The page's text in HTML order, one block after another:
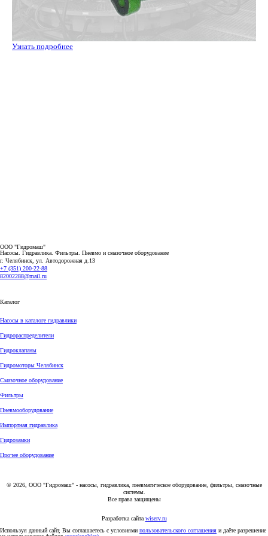
Узнать подробнее
ООО "Гидромаш"
Насосы. Гидравлика. Фильтры. Пневмо и смазочное оборудование
г. Челябинск, ул. Автодорожная д.13
+7 (351) 200-22-88
82002288@mail.ru
Каталог
Насосы в каталоге гидравлики
Гидрораспределители
Гидроклапаны
Гидромоторы Челябинск
Смазочное оборудование
Фильтры
Пневмооборудование
Импортная гидравлика
Гидрозамки
Прочее оборудование
© 2026, ООО "Гидромаш" - насосы, гидравлика, пневматическое оборудование, фильтры, смазочные
системы.
Все права защищены
Разработка сайта wiserv.ru
Используя данный сайт, Вы соглашаетесь с условиями пользовательского соглашения и даёте разрешение